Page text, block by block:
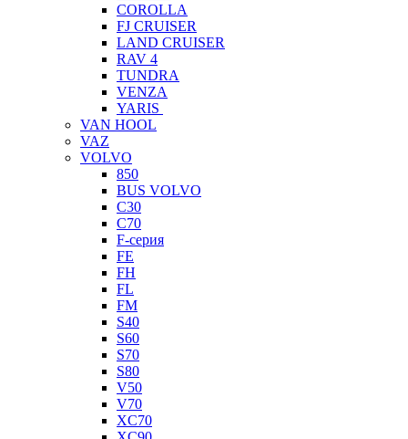
COROLLA
FJ CRUISER
LAND CRUISER
RAV 4
TUNDRA
VENZA
YARIS
VAN HOOL
VAZ
VOLVO
850
BUS VOLVO
C30
C70
F-серия
FE
FH
FL
FM
S40
S60
S70
S80
V50
V70
XC70